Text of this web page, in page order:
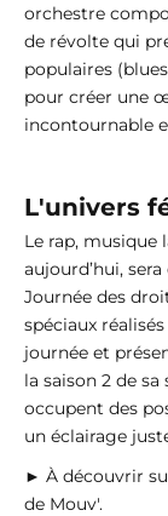
orchestre
de révolte qui
populaires
pour créer une
incontournable
L'univers
Le rap, musique
aujourd’hui,
Journée des
spéciaux
journée et
la saison 2 de sa
occupent des
un éclairage
► À découvrir
de Mouv'.